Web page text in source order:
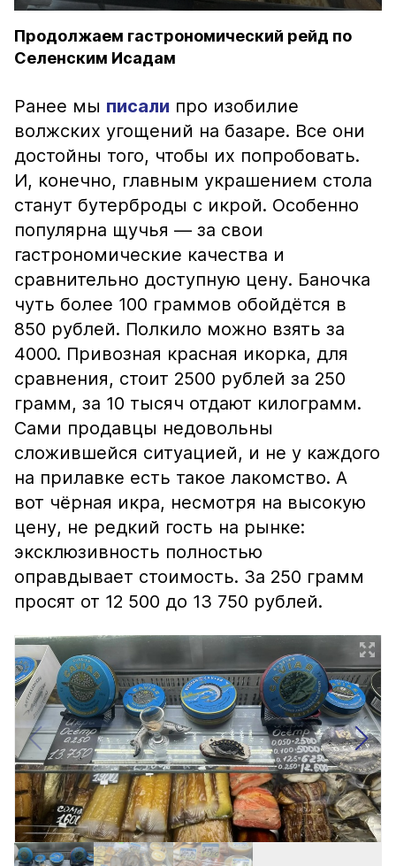
Продолжаем гастрономический рейд по
Селенским Исадам
Ранее мы писали про изобилие
волжских угощений на базаре. Все они
достойны того, чтобы их попробовать.
И, конечно, главным украшением стола
станут бутерброды с икрой. Особенно
популярна щучья — за свои
гастрономические качества и
сравнительно доступную цену. Баночка
чуть более 100 граммов обойдётся в
850 рублей. Полкило можно взять за
4000. Привозная красная икорка, для
сравнения, стоит 2500 рублей за 250
грамм, за 10 тысяч отдают килограмм.
Сами продавцы недовольны
сложившейся ситуацией, и не у каждого
на прилавке есть такое лакомство. А
вот чёрная икра, несмотря на высокую
цену, не редкий гость на рынке:
эксклюзивность полностью
оправдывает стоимость. За 250 грамм
просят от 12 500 до 13 750 рублей.